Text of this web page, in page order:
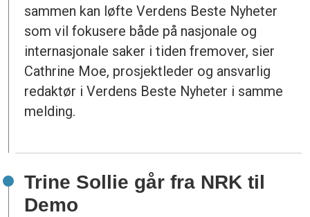
sammen kan løfte Verdens Beste Nyheter
som vil fokusere både på nasjonale og
internasjonale saker i tiden fremover, sier
Cathrine Moe, prosjektleder og ansvarlig
redaktør i Verdens Beste Nyheter i samme
melding.
Trine Sollie går fra NRK til
Demo